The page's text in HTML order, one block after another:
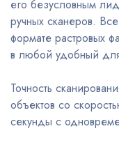
его безусловным
ручных сканеров.
формате растровых
в любой удобный
Точность
объектов со
секунды с